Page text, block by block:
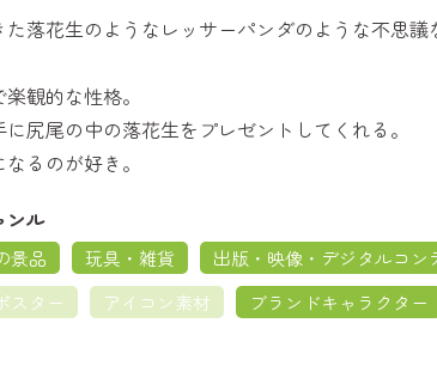
落花生のようなレッサーパンダのような不思議
観的な性格。
尻尾の中の落花生をプレゼントしてくれる。
るのが好き。
ンル
景品 玩具・雑貨
出版・映像・デジタルコン
スター
アイコン素材 ブランドキャラクター